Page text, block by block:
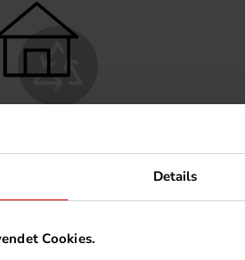
Details
Cookies.ANSEHEN